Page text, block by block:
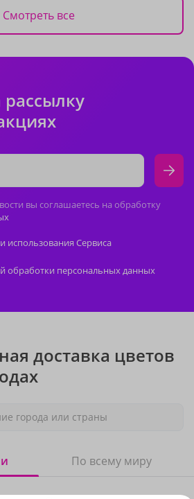
Смотреть все
вы соглашаетесь на обработку
использования Сервиса
обработки персональных данных
доставка цветов
города или страны
По всему миру